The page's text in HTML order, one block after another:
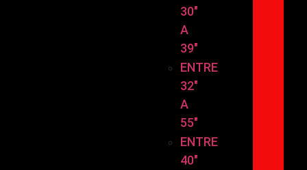
30″
A
39″
ENTRE
32″
A
55″
ENTRE
40″